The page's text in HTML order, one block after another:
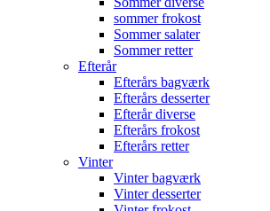
sommer frokost
Sommer salater
Sommer retter
Efterår
Efterårs bagværk
Efterårs desserter
Efterår diverse
Efterårs frokost
Efterårs retter
Vinter
Vinter bagværk
Vinter desserter